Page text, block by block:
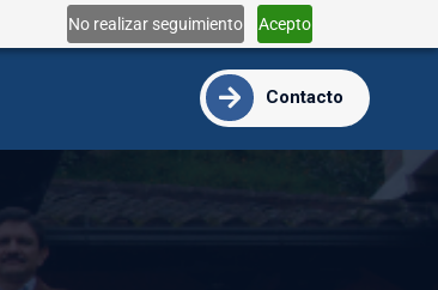
No realizar seguimiento Acepto
Lun - Vie 9:00 - 18:00 info@ide.edu.ec
Contacto